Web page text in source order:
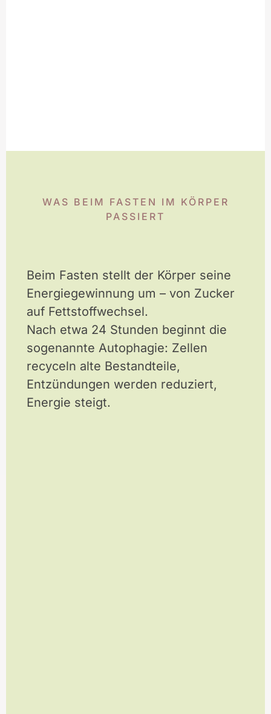
WAS BEIM FASTEN IM KÖRPER
PASSIERT
Beim Fasten stellt der Körper seine
Energiegewinnung um – von Zucker
auf Fettstoffwechsel.
Nach etwa 24 Stunden beginnt die
sogenannte Autophagie: Zellen
recyceln alte Bestandteile,
Entzündungen werden reduziert,
Energie steigt.